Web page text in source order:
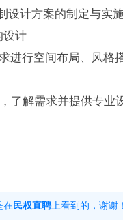
设计方案的制定与实
设计
进行空间布局、风格
了解需求并提供专业
室内设计相关工作经验
在民权直聘 上看到的，谢谢！